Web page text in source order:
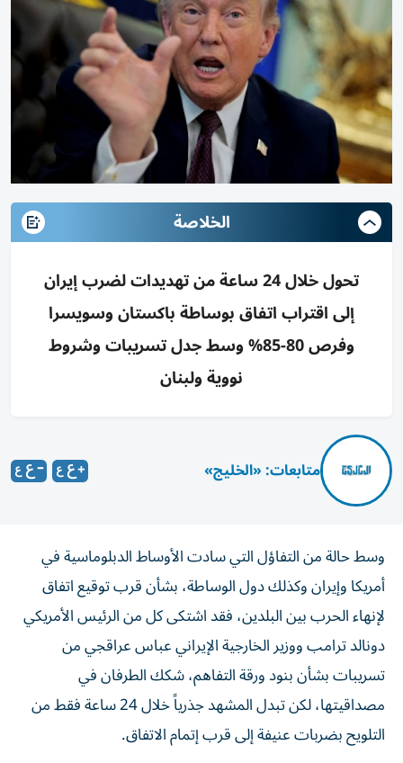
الخلاصة
تحول خلال 24 ساعة من تهديدات لضرب إيران
إلى اقتراب اتفاق بوساطة باكستان وسويسرا
وفرص 80-85% وسط جدل تسريبات وشروط
نووية ولبنان
متابعات: «الخليج»
وسط حالة من التفاؤل التي سادت الأوساط الدبلوماسية في
أمريكا وإيران وكذلك دول الوساطة، بشأن قرب توقيع اتفاق
لإنهاء الحرب بين البلدين، فقد اشتكى كل من الرئيس الأمريكي
دونالد ترامب ووزير الخارجية الإيراني عباس عراقجي من
تسريبات بشأن بنود ورقة التفاهم، شكك الطرفان في
مصداقيتها، لكن تبدل المشهد جذرياً خلال 24 ساعة فقط من
التلويح بضربات عنيفة إلى قرب إتمام الاتفاق.